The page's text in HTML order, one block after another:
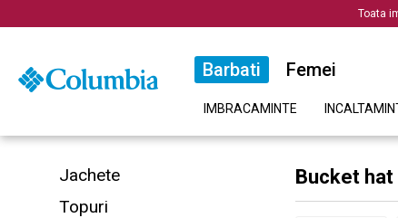
Toata
Barbati Femei
IMBRACAMINTE
Jachete
Topuri
Bucket